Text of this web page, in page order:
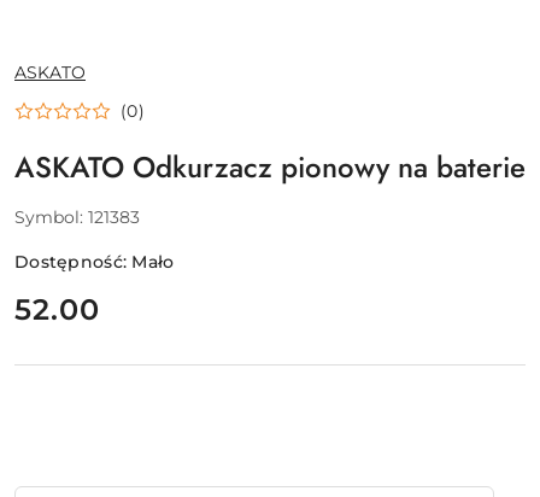
NAZWA
PRODUCENTA:
ASKATO
(0)
ASKATO Odkurzacz pionowy na baterie
Symbol: 121383
Dostępność: Mało
cena:
52.00